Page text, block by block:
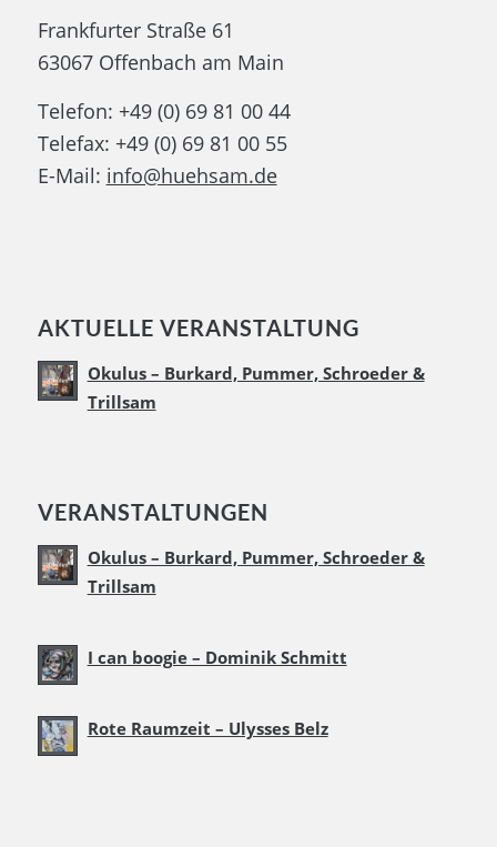
Frankfurter Straße 61
63067 Offenbach am Main
Telefon: +49 (0) 69 81 00 44
Telefax: +49 (0) 69 81 00 55
E-Mail: info@huehsam.de
AKTUELLE VERANSTALTUNG
Okulus – Burkard, Pummer, Schroeder &
Trillsam
VERANSTALTUNGEN
Okulus – Burkard, Pummer, Schroeder &
Trillsam
I can boogie – Dominik Schmitt
Rote Raumzeit – Ulysses Belz